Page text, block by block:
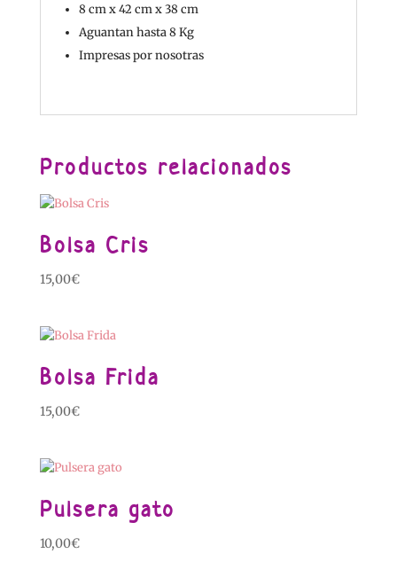
8 cm x 42 cm x 38 cm
Aguantan hasta 8 Kg
Impresas por nosotras
Productos relacionados
Bolsa Cris
15,00€
Bolsa Frida
15,00€
Pulsera gato
10,00€